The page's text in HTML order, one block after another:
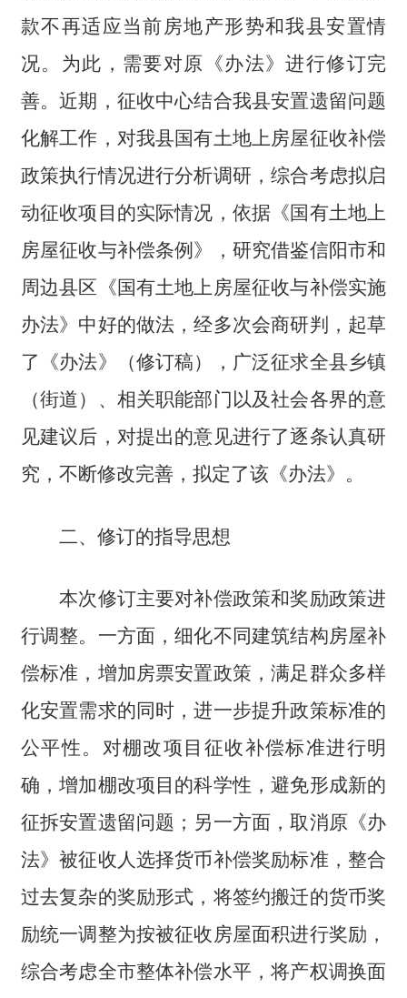
款不再适应当前房地产形势和我县安置情
况。为此，需要对原《办法》进行修订完
善。近期，征收中心结合我县安置遗留问题
化解工作，对我县国有土地上房屋征收补偿
政策执行情况进行分析调研，综合考虑拟启
动征收项目的实际情况，依据《国有土地上
房屋征收与补偿条例》，研究借鉴信阳市和
周边县区《国有土地上房屋征收与补偿实施
办法》中好的做法，经多次会商研判，起草
了《办法》（修订稿），广泛征求全县乡镇
（街道）、相关职能部门以及社会各界的意
见建议后，对提出的意见进行了逐条认真研
究，不断修改完善，拟定了该《办法》。
二、修订的指导思想
本次修订主要对补偿政策和奖励政策进
行调整。一方面，细化不同建筑结构房屋补
偿标准，增加房票安置政策，满足群众多样
化安置需求的同时，进一步提升政策标准的
公平性。对棚改项目征收补偿标准进行明
确，增加棚改项目的科学性，避免形成新的
征拆安置遗留问题；另一方面，取消原《办
法》被征收人选择货币补偿奖励标准，整合
过去复杂的奖励形式，将签约搬迁的货币奖
励统一调整为按被征收房屋面积进行奖励，
综合考虑全市整体补偿水平，将产权调换面